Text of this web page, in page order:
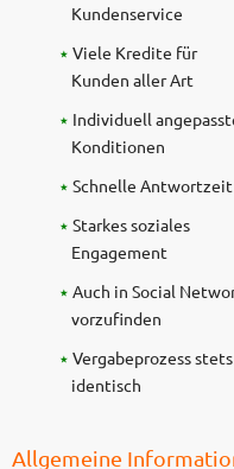
Kundenservice
Viele Kredite für
Kunden aller Art
Individuell
Konditionen
Schnelle Antwortzeit
Starkes soziales
Engagement
Auch in Social
vorzufinden
Vergabeprozess stets
identisch
Allgemeine